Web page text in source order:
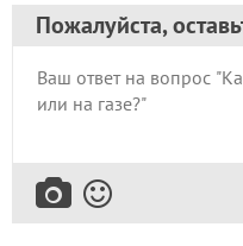
Пожалуйста,